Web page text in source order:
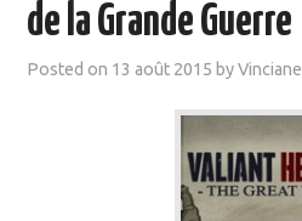
de la Grande Guerre
Posted on 13 août 2015 byVinciane